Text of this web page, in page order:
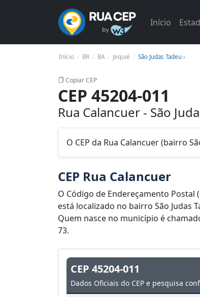
Início
Início BR BA Jequié São Judas Tadeu ›
Copiar CEP
CEP 45204-011
Rua Calancuer - São
O CEP da Rua Calancuer (bairro
CEP Rua Calancuer
O Código de Endereçamento Postal
está localizado no bairro São Judas
Quem nasce no município é
73.
CEP 45204-011
Dados Oficiais do CEP e pesquisa